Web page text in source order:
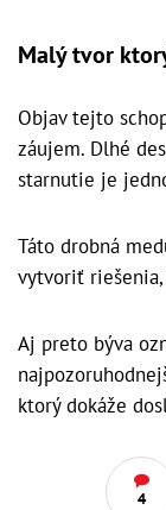
Malý tvor
Objav tejto
záujem. Dlhé
starnutie je
Táto drobná
vytvoriť
Aj preto býva
ktorý dokáže
4